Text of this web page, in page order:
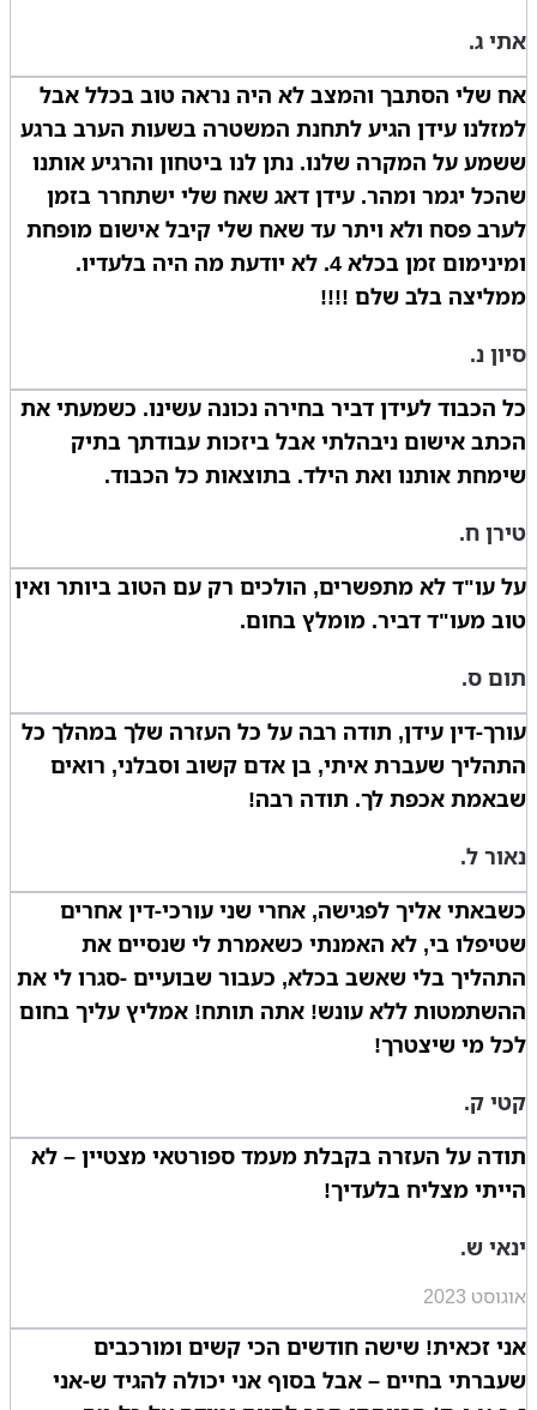
אתי ג.
אח שלי הסתבך והמצב לא היה נראה טוב בכלל אבל
למזלנו עידן הגיע לתחנת המשטרה בשעות הערב ברגע
ששמע על המקרה שלנו. נתן לנו ביטחון והרגיע אותנו
שהכל יגמר ומהר. עידן דאג שאח שלי ישתחרר בזמן
לערב פסח ולא ויתר עד שאח שלי קיבל אישום מופחת
ומינימום זמן בכלא 4. לא יודעת מה היה בלעדיו.
ממליצה בלב שלם !!!!
סיון נ.
כל הכבוד לעידן דביר בחירה נכונה עשינו. כשמעתי את
הכתב אישום ניבהלתי אבל ביזכות עבודתך בתיק
שימחת אותנו ואת הילד. בתוצאות כל הכבוד.
טירן ח.
על עו"ד לא מתפשרים, הולכים רק עם הטוב ביותר ואין
טוב מעו"ד דביר. מומלץ בחום.
תום ס.
עורך-דין עידן, תודה רבה על כל העזרה שלך במהלך כל
התהליך שעברת איתי, בן אדם קשוב וסבלני, רואים
שבאמת אכפת לך. תודה רבה!
נאור ל.
כשבאתי אליך לפגישה, אחרי שני עורכי-דין אחרים
שטיפלו בי, לא האמנתי כשאמרת לי שנסיים את
התהליך בלי שאשב בכלא, כעבור שבועיים -סגרו לי את
ההשתמטות ללא עונש! אתה תותח! אמליץ עליך בחום
לכל מי שיצטרך!
קטי ק.
תודה על העזרה בקבלת מעמד ספורטאי מצטיין – לא
הייתי מצליח בלעדיך!
ינאי ש.
אוגוסט 2023
אני זכאית! שישה חודשים הכי קשים ומורכבים
שעברתי בחיים – אבל בסוף אני יכולה להגיד ש-אני